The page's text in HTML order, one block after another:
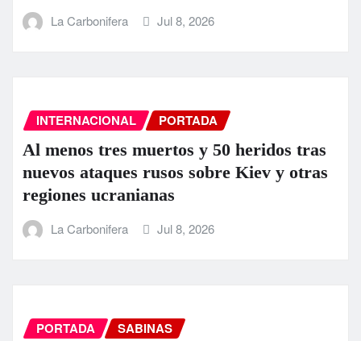
La Carbonifera Jul 8, 2026
INTERNACIONAL PORTADA
Al menos tres muertos y 50 heridos tras
nuevos ataques rusos sobre Kiev y otras
regiones ucranianas
La Carbonifera Jul 8, 2026
PORTADA SABINAS